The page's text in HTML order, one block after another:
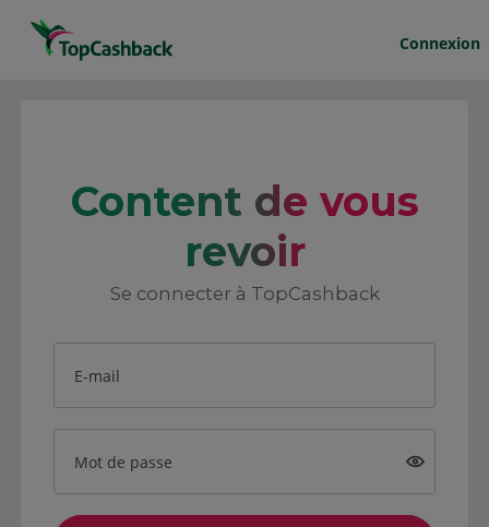
Connexion
Content de vous
revoir
Se connecter à TopCashback
E-mail
Mot de passe